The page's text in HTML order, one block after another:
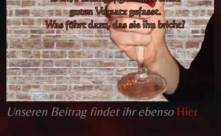
Unseren Beitrag findet ihr ebenso Hier